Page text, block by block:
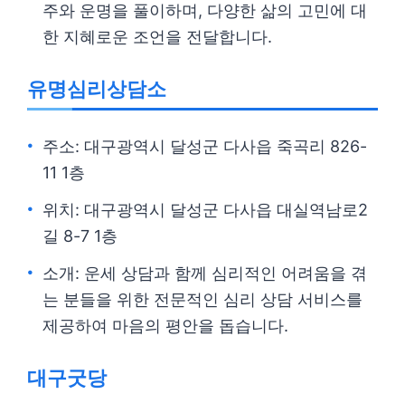
주와 운명을 풀이하며, 다양한 삶의 고민에 대
한 지혜로운 조언을 전달합니다.
유명심리상담소
주소: 대구광역시 달성군 다사읍 죽곡리 826-
11 1층
위치: 대구광역시 달성군 다사읍 대실역남로2
길 8-7 1층
소개: 운세 상담과 함께 심리적인 어려움을 겪
는 분들을 위한 전문적인 심리 상담 서비스를
제공하여 마음의 평안을 돕습니다.
대구굿당